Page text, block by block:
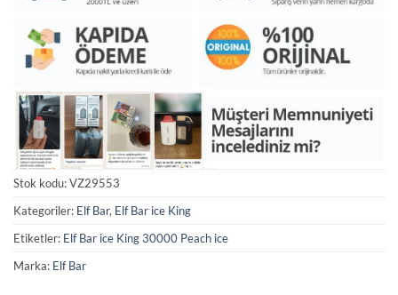
Stok kodu:VZ29553
Kategoriler: Elf Bar, Elf Bar ice King
Etiketler: Elf Bar ice King 30000 Peach ice
Marka: Elf Bar